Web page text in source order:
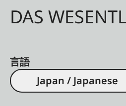
DAS
言語
Japan / Japanese